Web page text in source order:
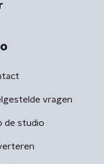
vragen
de studio